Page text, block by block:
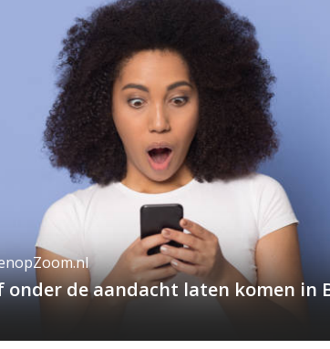
onder de aandacht laten komen in